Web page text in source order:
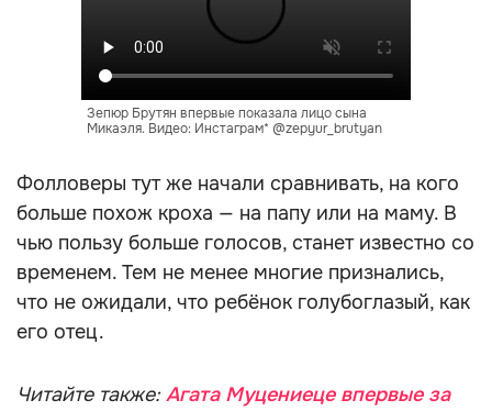
Зепюр Брутян впервые показала лицо сына
Микаэля. Видео: Инстаграм* @zepyur_brutyan
Фолловеры тут же начали сравнивать, на кого
больше похож кроха — на папу или на маму. В
чью пользу больше голосов, станет известно со
временем. Тем не менее многие признались,
что не ожидали, что ребёнок голубоглазый, как
его отец.
Читайте также:Агата Муцениеце впервые за